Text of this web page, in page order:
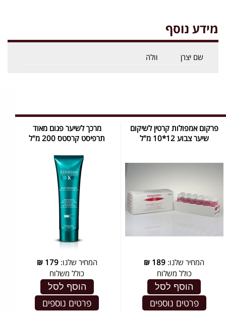
מידע נוסף
שם יצרן וולה
פרקום אמפולות קרטין לשיקום
שיער צבוע 12*10 מ"ל
המחיר שלנו: 189
₪
כולל משלוח
הוסף לסל
פרטים נוספים
מרכך לשיער פגום מאוד
תרפיסט קרסטס 200 מ"ל
המחיר שלנו:179
₪
כולל משלוח
הוסף לסל
פרטים נוספים